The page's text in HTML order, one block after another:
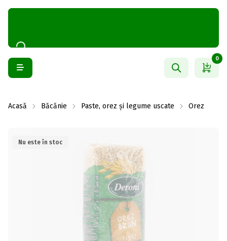
0
Acasă Băcănie Paste, orez și legume uscate Orez
Nu este în stoc